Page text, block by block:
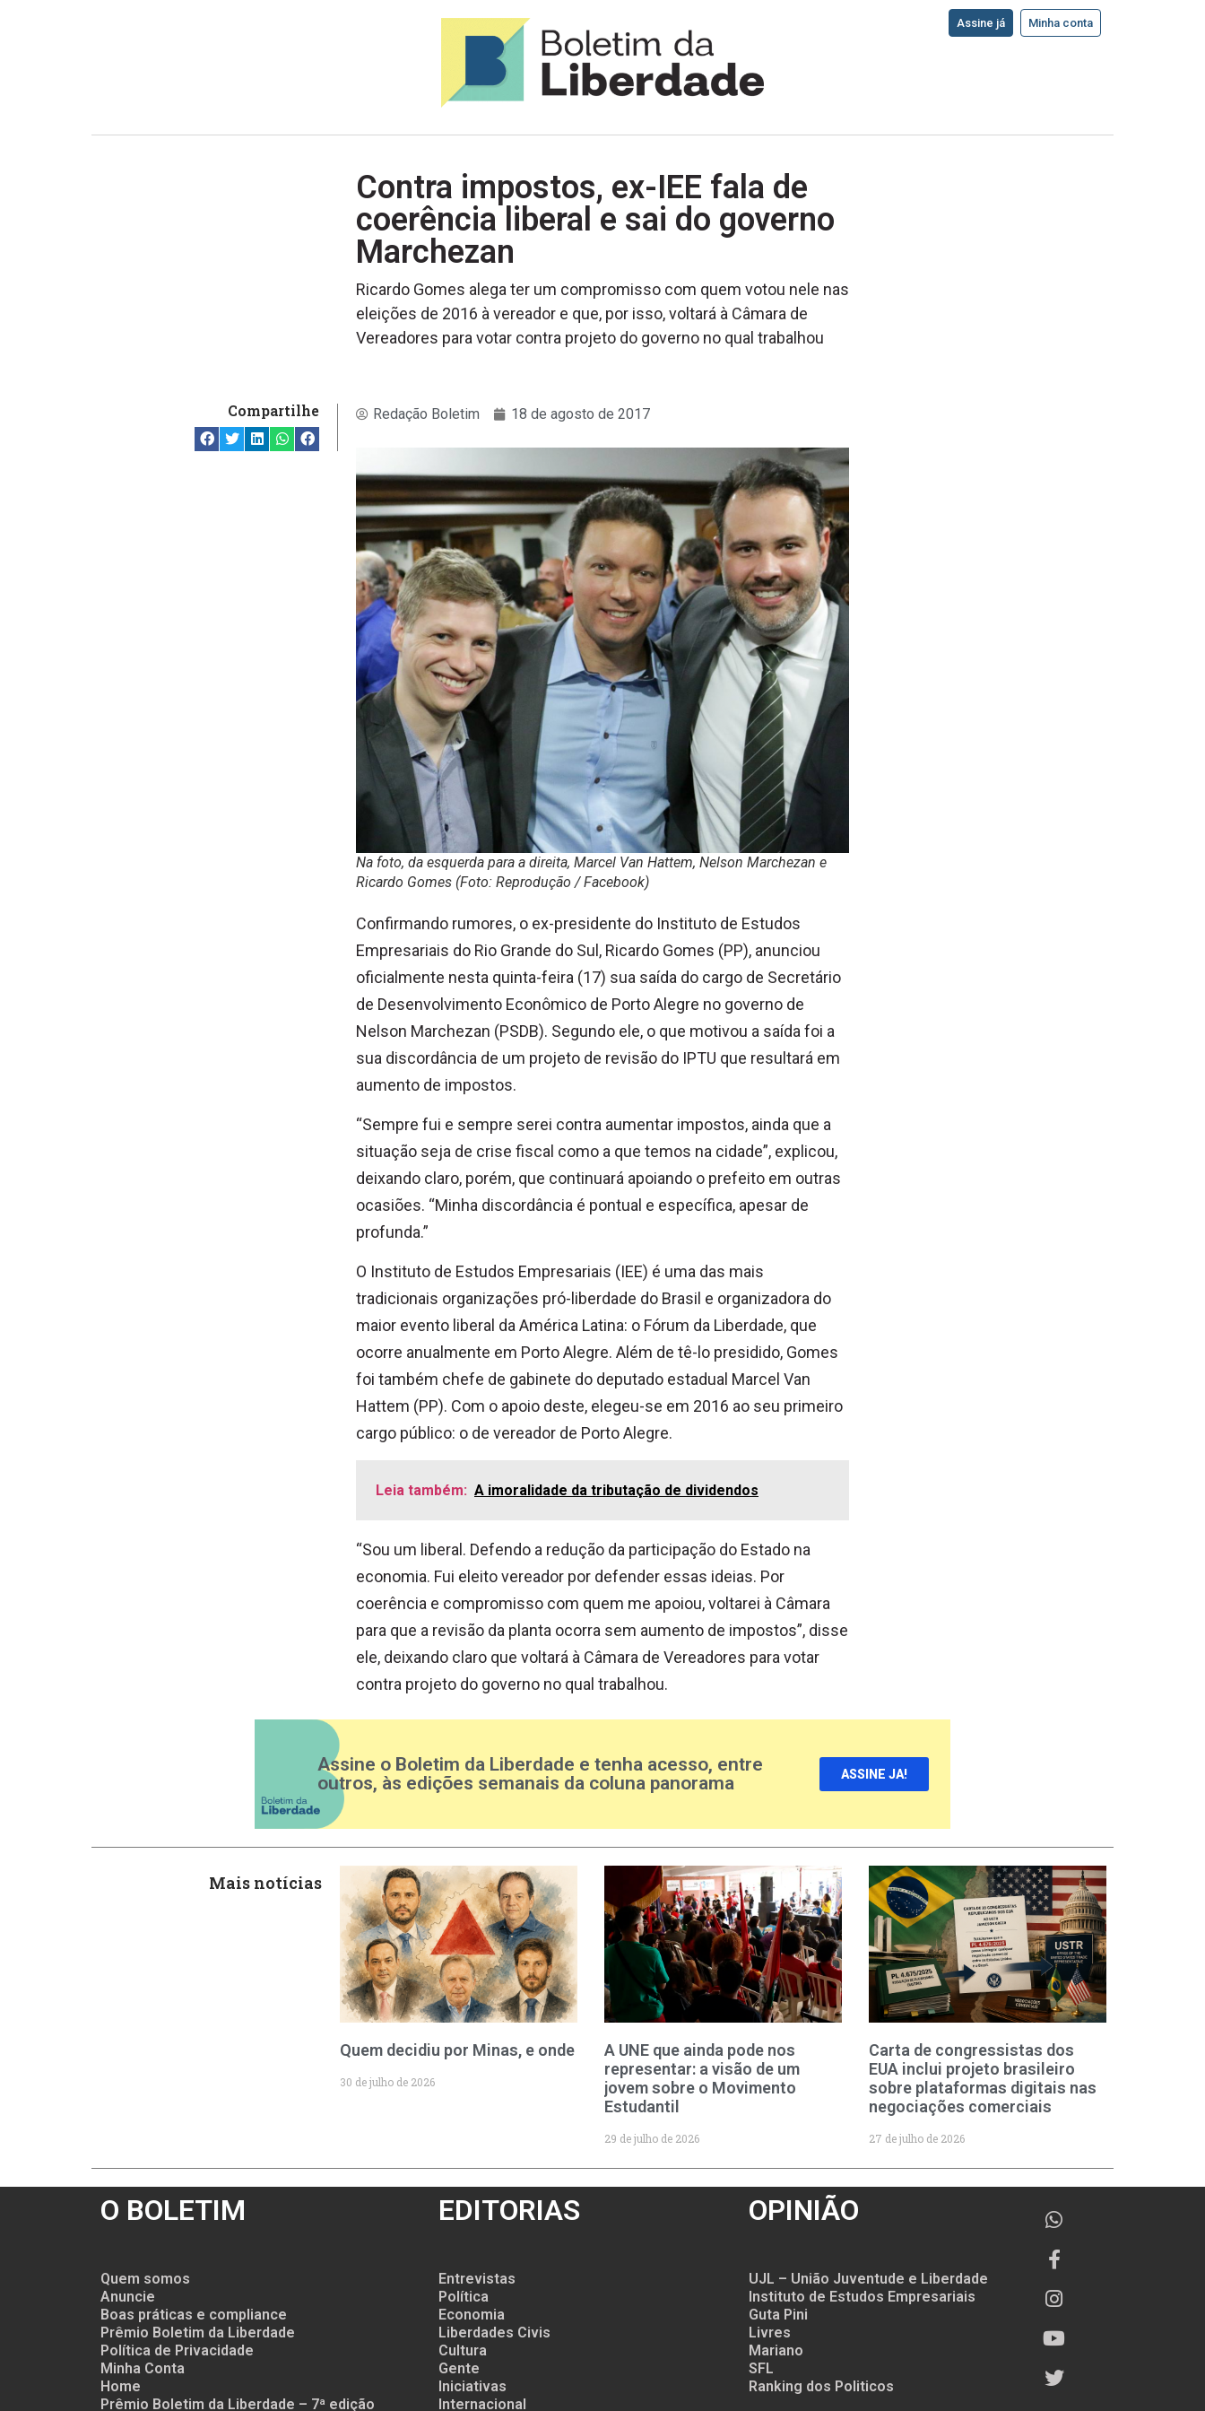
Assine já Minha conta
Contra impostos, ex-IEE fala de
coerência liberal e sai do governo
Marchezan
Ricardo Gomes alega ter um compromisso com quem votou nele nas
eleições de 2016 à vereador e que, por isso, voltará à Câmara de
Vereadores para votar contra projeto do governo no qual trabalhou
Compartilhe Redação Boletim 18 de agosto de 2017
Na foto, da esquerda para a direita, Marcel Van Hattem, Nelson Marchezan e
Ricardo Gomes (Foto: Reprodução / Facebook)
Confirmando rumores, o ex-presidente do Instituto de Estudos
Empresariais do Rio Grande do Sul, Ricardo Gomes (PP), anunciou
oficialmente nesta quinta-feira (17) sua saída do cargo de Secretário
de Desenvolvimento Econômico de Porto Alegre no governo de
Nelson Marchezan (PSDB). Segundo ele, o que motivou a saída foi a
sua discordância de um projeto de revisão do IPTU que resultará em
aumento de impostos.
“Sempre fui e sempre serei contra aumentar impostos, ainda que a
situação seja de crise fiscal como a que temos na cidade”, explicou,
deixando claro, porém, que continuará apoiando o prefeito em outras
ocasiões. “Minha discordância é pontual e específica, apesar de
profunda.”
O Instituto de Estudos Empresariais (IEE) é uma das mais
tradicionais organizações pró-liberdade do Brasil e organizadora do
maior evento liberal da América Latina: o Fórum da Liberdade, que
ocorre anualmente em Porto Alegre. Além de tê-lo presidido, Gomes
foi também chefe de gabinete do deputado estadual Marcel Van
Hattem (PP). Com o apoio deste, elegeu-se em 2016 ao seu primeiro
cargo público: o de vereador de Porto Alegre.
Leia também: A imoralidade da tributação de dividendos
“Sou um liberal. Defendo a redução da participação do Estado na
economia. Fui eleito vereador por defender essas ideias. Por
coerência e compromisso com quem me apoiou, voltarei à Câmara
para que a revisão da planta ocorra sem aumento de impostos”, disse
ele, deixando claro que voltará à Câmara de Vereadores para votar
contra projeto do governo no qual trabalhou.
Assine o Boletim da Liberdade e tenha acesso, entre
outros, às edições semanais da coluna panorama
ASSINE JA!
Mais notícias
Quem decidiu por Minas, e onde
30 de julho de 2026
A UNE que ainda pode nos
representar: a visão de um
jovem sobre o Movimento
Estudantil
29 de julho de 2026
Carta de congressistas dos
EUA inclui projeto brasileiro
sobre plataformas digitais nas
negociações comerciais
27 de julho de 2026
O BOLETIM
Quem somos
Anuncie
Boas práticas e compliance
Prêmio Boletim da Liberdade
Política de Privacidade
Minha Conta
Home
Prêmio Boletim da Liberdade – 7ª edição
EDITORIAS
Entrevistas
Política
Economia
Liberdades Civis
Cultura
Gente
Iniciativas
Internacional
OPINIÃO
UJL – União Juventude e Liberdade
Instituto de Estudos Empresariais
Guta Pini
Livres
Mariano
SFL
Ranking dos Politicos